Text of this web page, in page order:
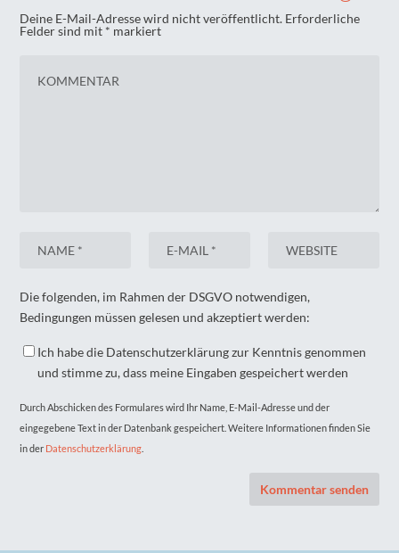
Deine E-Mail-Adresse wird nicht veröffentlicht. Erforderliche
Felder sind mit * markiert
Die folgenden, im Rahmen der DSGVO notwendigen,
Bedingungen müssen gelesen und akzeptiert werden:
Ich habe die Datenschutzerklärung zur Kenntnis genommen
und stimme zu, dass meine Eingaben gespeichert werden
Durch Abschicken des Formulares wird Ihr Name, E-Mail-Adresse und der
eingegebene Text in der Datenbank gespeichert. Weitere Informationen finden Sie
in der Datenschutzerklärung